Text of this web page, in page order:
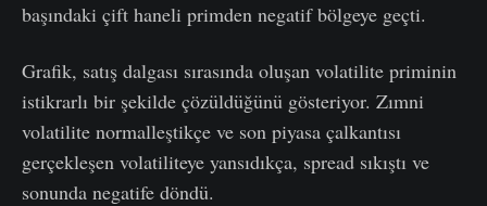
başındaki çift haneli primden negatif bölgeye geçti.
Grafik, satış dalgası sırasında oluşan volatilite priminin
istikrarlı bir şekilde çözüldüğünü gösteriyor. Zımni
volatilite normalleştikçe ve son piyasa çalkantısı
gerçekleşen volatiliteye yansıdıkça, spread sıkıştı ve
sonunda negatife döndü.